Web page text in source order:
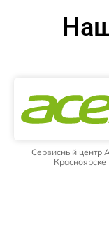
Сервисный центр
Красноярске